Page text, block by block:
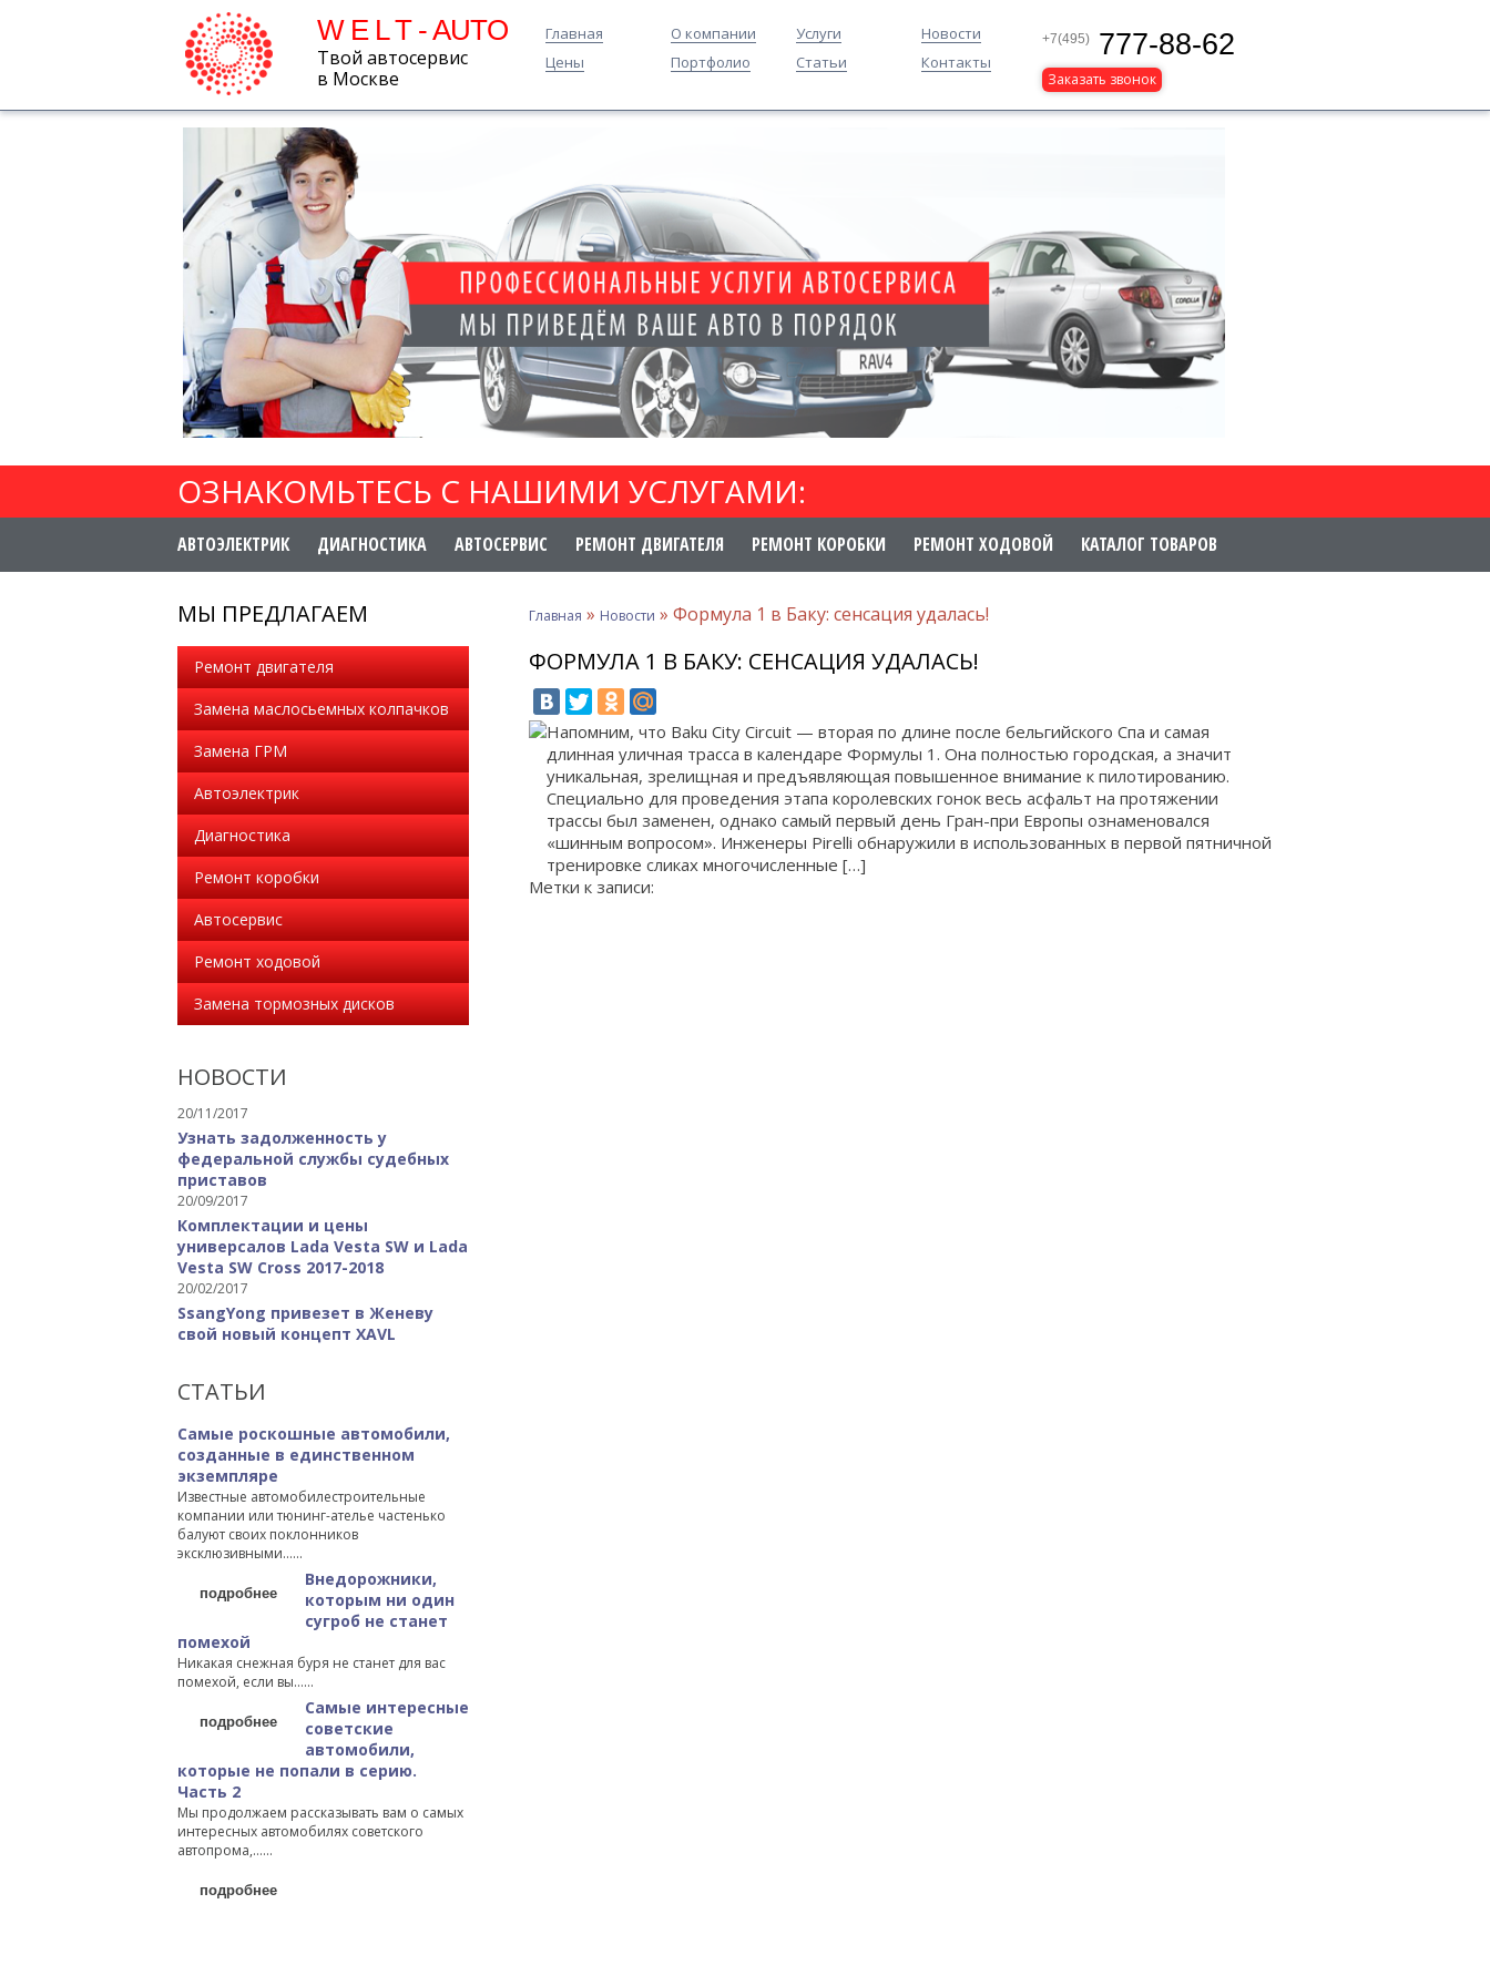
W E L T - AUTO
Твой автосервис
в Москве
Главная О компании Услуги
Новости
Цены
Портфолио Статьи Контакты
+7(495) 777-88-62
Заказать звонок
ОЗНАКОМЬТЕСЬ С НАШИМИ УСЛУГАМИ:
АВТОЭЛЕКТРИК ДИАГНОСТИКА АВТОСЕРВИС РЕМОНТ ДВИГАТЕЛЯ РЕМОНТ КОРОБКИ РЕМОНТ ХОДОВОЙ КАТАЛОГ ТОВАРОВ
МЫ ПРЕДЛАГАЕМ
Ремонт двигателя
Замена маслосьемных колпачков
Замена ГРМ
Автоэлектрик
Диагностика
Ремонт коробки
Автосервис
Ремонт ходовой
Замена тормозных дисков
НОВОСТИ
20/11/2017
Узнать задолженность у
федеральной службы судебных
приставов
20/09/2017
Комплектации и цены
универсалов Lada Vesta SW и Lada
Vesta SW Cross 2017-2018
20/02/2017
SsangYong привезет в Женеву
свой новый концепт XAVL
СТАТЬИ
Самые роскошные автомобили,
созданные в единственном
экземпляре
Известные автомобилестроительные
компании или тюнинг-ателье частенько
балуют своих поклонников
эксклюзивными…...
подробнее
Внедорожники,
которым ни один
сугроб не станет
помехой
Никакая снежная буря не станет для вас
помехой, если вы…...
подробнее
Самые интересные
советские
автомобили,
которые не попали в серию.
Часть 2
Мы продолжаем рассказывать вам о самых
интересных автомобилях советского
автопрома,…...
подробнее
Главная » Новости » Формула 1 в Баку: сенсация удалась!
ФОРМУЛА 1 В БАКУ: СЕНСАЦИЯ УДАЛАСЬ!
Напомним, что Baku City Circuit — вторая по длине после бельгийского Спа и самая
длинная уличная трасса в календаре Формулы 1. Она полностью городская, а значит
уникальная, зрелищная и предъявляющая повышенное внимание к пилотированию.
Специально для проведения этапа королевских гонок весь асфальт на протяжении
трассы был заменен, однако самый первый день Гран-при Европы ознаменовался
«шинным вопросом». Инженеры Pirelli обнаружили в использованных в первой пятничной
тренировке сликах многочисленные […]
Метки к записи: